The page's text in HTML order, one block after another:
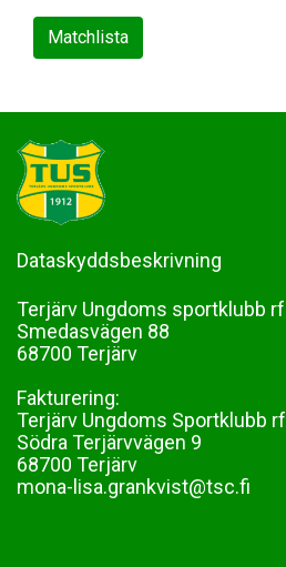
Matchlista
Dataskyddsbeskrivning
Terjärv Ungdoms sportklubb rf
Smedasvägen 88
68700 Terjärv
Fakturering:
Terjärv Ungdoms Sportklubb rf
Södra Terjärvvägen 9
68700 Terjärv
mona-lisa.grankvist@tsc.fi